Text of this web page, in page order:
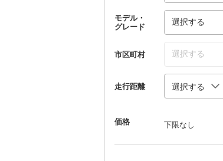
モデル・
グレード
選択する
市区町村 選択する
走行距離
価格 下限なし